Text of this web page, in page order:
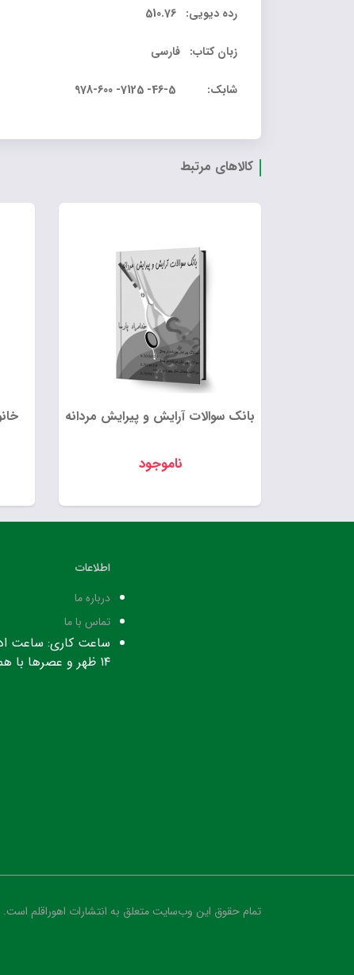
رده دیویی: 510.76
زبان کتاب: فارسی
شابک: 5-46- 7125- 600-978
کالاهای مرتبط
بانک سوالات آرایش و پیرایش مردانه
ناموجود
اطلاعات
درباره ما
تماس با ما
۱۴ ظهر و عصرها با هماهنگی قبلی
تمام حقوق این وب‌سایت متعلق به انتشارات اهوراقلم است.